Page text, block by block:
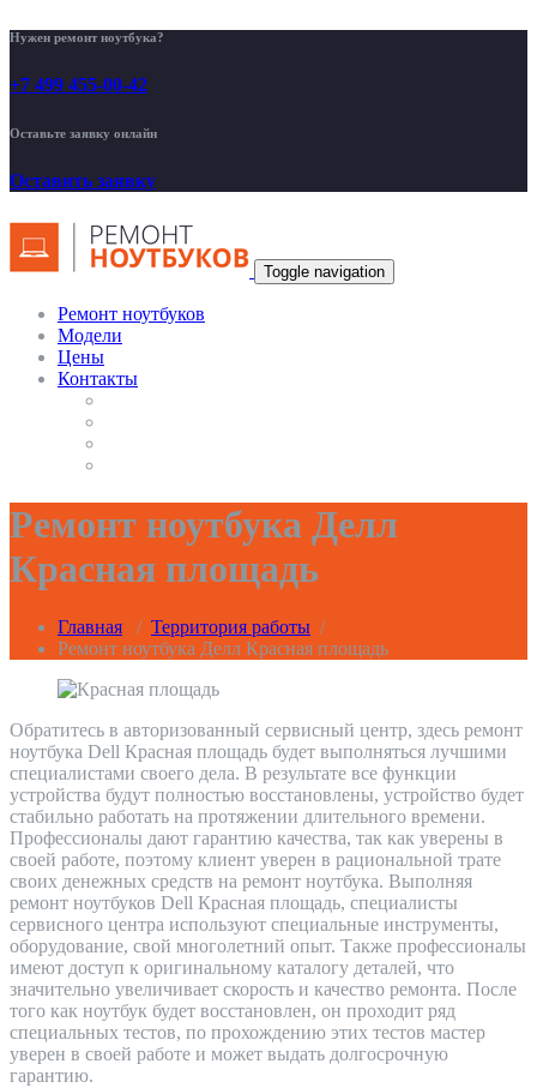
Нужен ремонт ноутбука?
+7 499 455-00-42
Оставьте заявку онлайн
Оставить заявку
Toggle navigation
Ремонт ноутбуков
Модели
Цены
Контакты
Ремонт ноутбука Делл
Красная площадь
Главная / Территория работы /
Ремонт ноутбука Делл Красная площадь
Обратитесь в авторизованный сервисный центр, здесь ремонт
ноутбука Dell Красная площадь будет выполняться лучшими
специалистами своего дела. В результате все функции
устройства будут полностью восстановлены, устройство будет
стабильно работать на протяжении длительного времени.
Профессионалы дают гарантию качества, так как уверены в
своей работе, поэтому клиент уверен в рациональной трате
своих денежных средств на ремонт ноутбука. Выполняя
ремонт ноутбуков Dell Красная площадь, специалисты
сервисного центра используют специальные инструменты,
оборудование, свой многолетний опыт. Также профессионалы
имеют доступ к оригинальному каталогу деталей, что
значительно увеличивает скорость и качество ремонта. После
того как ноутбук будет восстановлен, он проходит ряд
специальных тестов, по прохождению этих тестов мастер
уверен в своей работе и может выдать долгосрочную
гарантию.